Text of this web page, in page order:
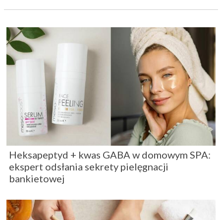
Heksapeptyd + kwas GABA w domowym SPA:
ekspert odsłania sekrety pielęgnacji
bankietowej